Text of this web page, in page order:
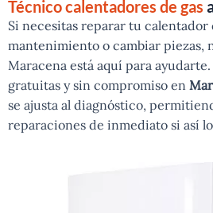
Técnico calentadores de gas
Si necesitas reparar tu calentador
mantenimiento o cambiar piezas,
Maracena está aquí para
gratuitas y sin compromiso en
se ajusta al diagnóstico,
reparaciones de inmediato si así